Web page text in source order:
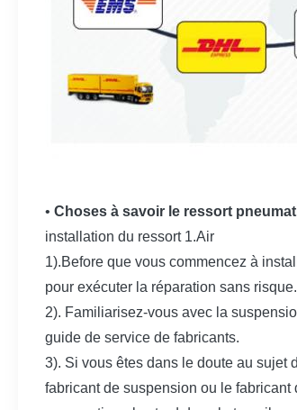
• Choses à savoir le ressort
installation du ressort 1.Air
1).Before que vous commencez à
pour exécuter la réparation sans risque.
2). Familiarisez-vous avec la
guide de service de fabricants.
3). Si vous êtes dans le doute au sujet
fabricant de suspension ou le